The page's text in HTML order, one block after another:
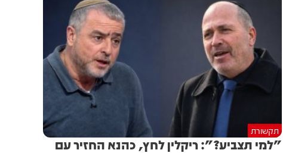
תקשורת
"למי תצביע?": ריקלין לחץ, כהנא החזיר עם